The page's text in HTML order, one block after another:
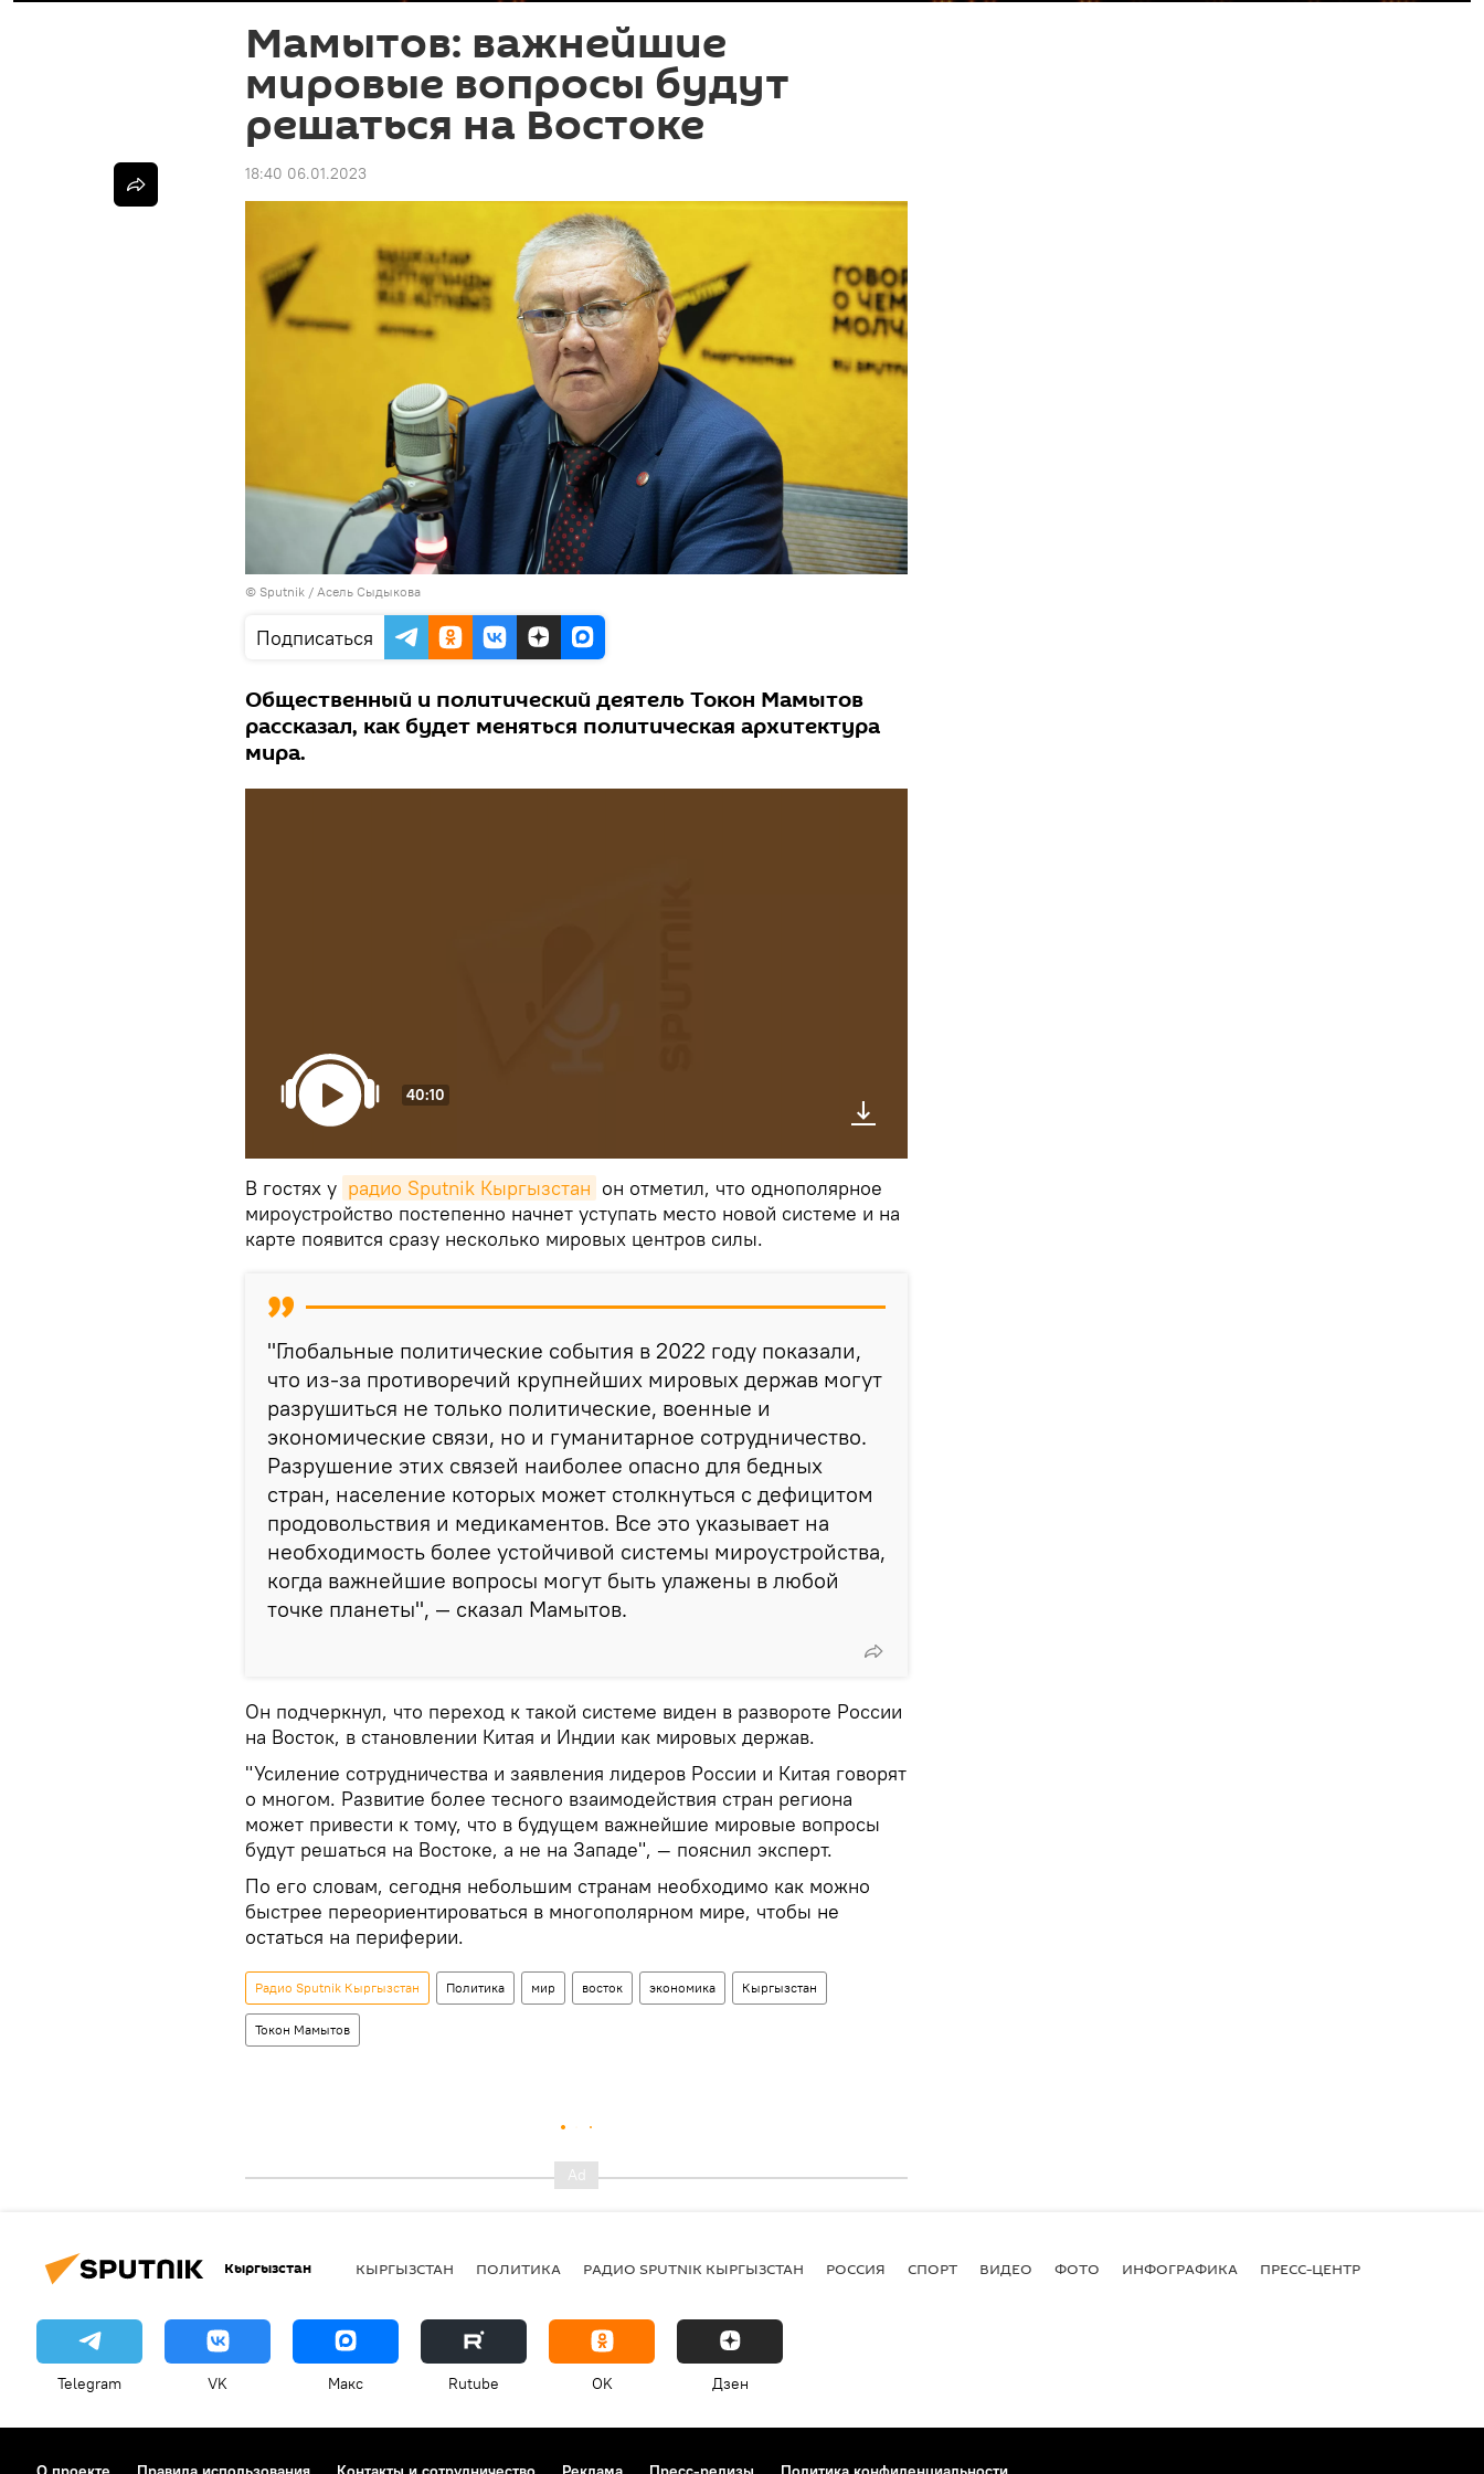
Мамытов: важнейшие
мировые вопросы будут
решаться на Востоке
18:40 06.01.2023
© Sputnik / Асель Сыдыкова
Подписаться
Общественный и политический деятель Токон Мамытов
рассказал, как будет меняться политическая архитектура
мира.
40:10
В гостях у радио Sputnik Кыргызстан он отметил, что однополярное
мироустройство постепенно начнет уступать место новой системе и на
карте появится сразу несколько мировых центров силы.
"Глобальные политические события в 2022 году показали,
что из-за противоречий крупнейших мировых держав могут
разрушиться не только политические, военные и
экономические связи, но и гуманитарное сотрудничество.
Разрушение этих связей наиболее опасно для бедных
стран, население которых может столкнуться с дефицитом
продовольствия и медикаментов. Все это указывает на
необходимость более устойчивой системы мироустройства,
когда важнейшие вопросы могут быть улажены в любой
точке планеты", — сказал Мамытов.
Он подчеркнул, что переход к такой системе виден в развороте России
на Восток, в становлении Китая и Индии как мировых держав.
"Усиление сотрудничества и заявления лидеров России и Китая говорят
о многом. Развитие более тесного взаимодействия стран региона
может привести к тому, что в будущем важнейшие мировые вопросы
будут решаться на Востоке, а не на Западе", — пояснил эксперт.
По его словам, сегодня небольшим странам необходимо как можно
быстрее переориентироваться в многополярном мире, чтобы не
остаться на периферии.
Радио Sputnik Кыргызстан Политика мир восток экономика Кыргызстан
Токон Мамытов
Кыргызстан КЫРГЫЗСТАН ПОЛИТИКА РАДИО SPUTNIK КЫРГЫЗСТАН РОССИЯ СПОРТ ВИДЕО ФОТО ИНФОГРАФИКА ПРЕСС-ЦЕНТР
Telegram VK Макс Rutube OK Дзен